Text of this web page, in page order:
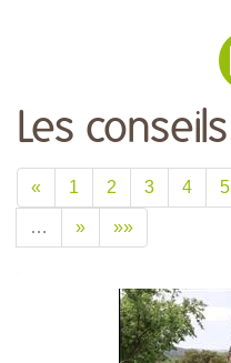
Les conseils
« 1 2 3 4 5
… » »»